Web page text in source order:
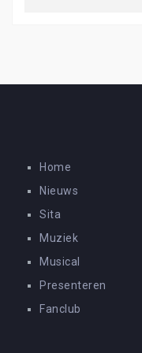
Home
Nieuws
Sita
Muziek
Musical
Presenteren
Fanclub